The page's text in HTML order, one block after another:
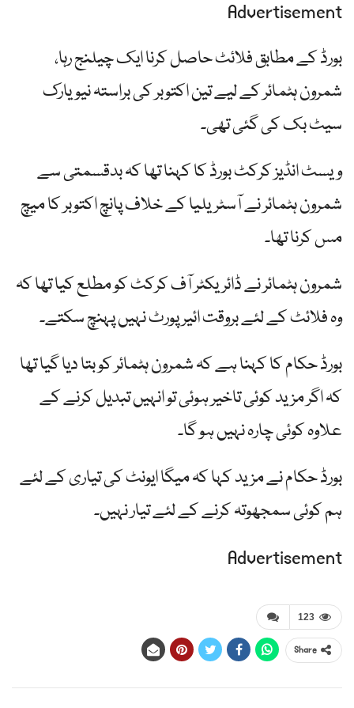
Advertisement
بورڈ کے مطابق فلائٹ حاصل کرنا ایک چیلنج رہا،
شمرون ہٹمائر کے لیے تین اکتوبر کی براستہ نیویارک
سیٹ بک کی گئی تھی۔
ویسٹ انڈیز کرکٹ بورڈ کا کہنا تھا کہ بدقسمتی سے
شمرون ہٹمائر نے آسٹریلیا کے خلاف پانچ اکتوبر کا میچ
مس کرنا تھا۔
شمرون ہٹمائر نے ڈائریکٹر آف کرکٹ کو مطلع کیا تھا کہ
وہ فلائٹ کے لئے بروقت ائیرپورٹ نہیں پہنچ سکتے۔
بورڈ حکام کا کہنا ہے کہ شمرون ہٹمائر کو بتا دیا گیا تھا
کہ اگر مزید کوئی تاخیر ہوئی تو انہیں تبدیل کرنے کے
علاوہ کوئی چارہ نہیں ہو گا۔
بورڈ حکام نے مزید کہا کہ میگا ایونٹ کی تیاری کے لئے
ہم کوئی سمجھوتہ کرنے کے لئے تیار نہیں۔
Advertisement
123
Share